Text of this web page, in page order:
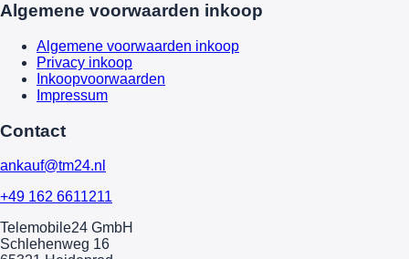
Algemene voorwaarden inkoop
Algemene voorwaarden inkoop
Privacy inkoop
Inkoopvoorwaarden
Impressum
Contact
ankauf@tm24.nl
+49 162 6611211
Telemobile24 GmbH
Schlehenweg 16